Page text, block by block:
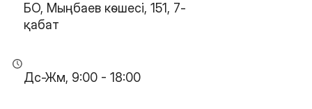
БО, Мыңбаев көшесі, 151, 7-
қабат
Дс-Жм, 9:00 - 18:00